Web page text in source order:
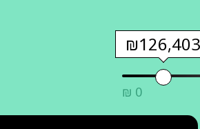
₪126,403
₪ 0